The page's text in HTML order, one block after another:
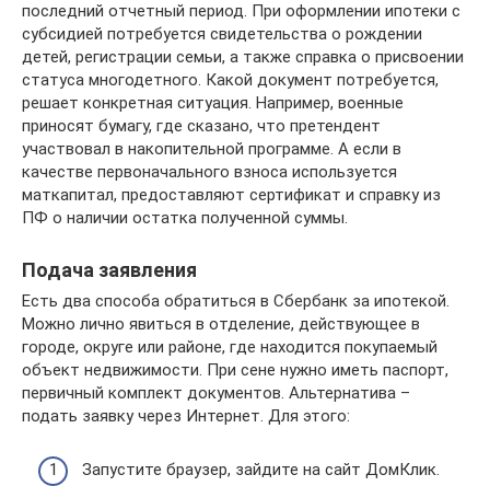
последний отчетный период. При оформлении ипотеки с
субсидией потребуется свидетельства о рождении
детей, регистрации семьи, а также справка о присвоении
статуса многодетного. Какой документ потребуется,
решает конкретная ситуация. Например, военные
приносят бумагу, где сказано, что претендент
участвовал в накопительной программе. А если в
качестве первоначального взноса используется
маткапитал, предоставляют сертификат и справку из
ПФ о наличии остатка полученной суммы.
Подача заявления
Есть два способа обратиться в Сбербанк за ипотекой.
Можно лично явиться в отделение, действующее в
городе, округе или районе, где находится покупаемый
объект недвижимости. При сене нужно иметь паспорт,
первичный комплект документов. Альтернатива –
подать заявку через Интернет. Для этого:
Запустите браузер, зайдите на сайт ДомКлик.